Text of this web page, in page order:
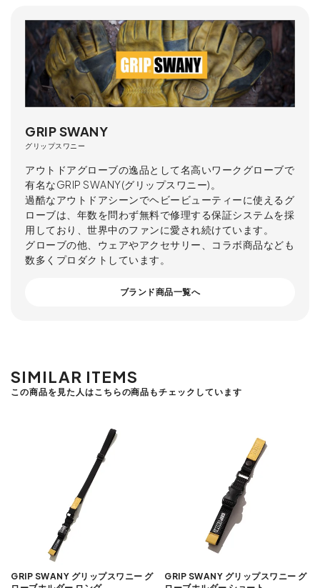
GRIP SWANY
グリップスワニー
アウトドアグローブの逸品として名高いワークグローブで
有名なGRIP SWANY(グリップスワニー)。
過酷なアウトドアシーンでヘビービューティーに使えるグ
ローブは、年数を問わず無料で修理する保証システムを採
用しており、世界中のファンに愛され続けています。
グローブの他、ウェアやアクセサリー、コラボ商品なども
数多くプロダクトしています。
ブランド商品一覧へ
SIMILAR ITEMS
この商品を見た人はこちらの商品もチェックしています
GRIP SWANY グリップスワニー グ
GRIP SWANY グリップスワニー グ